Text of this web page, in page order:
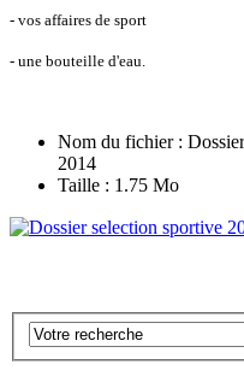
- vos affaires de sport
- une bouteille d'eau.
Nom du fichier :
2014
Taille : 1.75 Mo